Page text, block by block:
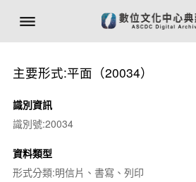
主要形式:平面（20034）
識別資訊
識別號:20034
資料類型
形式分類:明信片、書寫、列印